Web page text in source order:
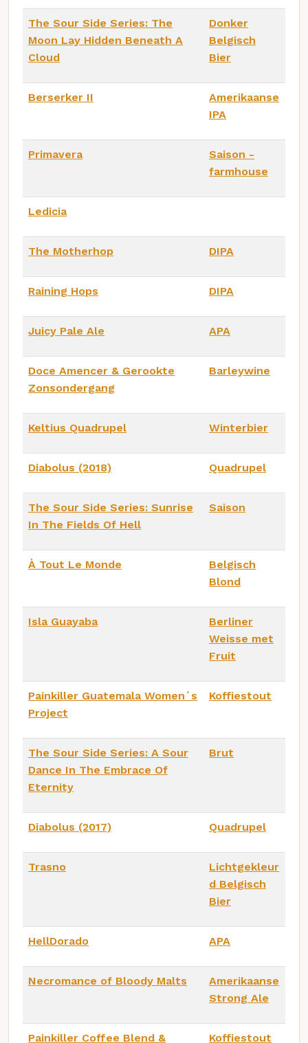
The Sour Side Series: The
Moon Lay Hidden Beneath A
Cloud
Donker
Belgisch
Bier
Berserker II
Amerikaanse
IPA
Primavera
Saison -
farmhouse
Ledicia
The Motherhop DIPA
Raining Hops DIPA
Juicy Pale Ale APA
Doce Amencer & Gerookte
Zonsondergang
Barleywine
Keltius Quadrupel Winterbier
Diabolus (2018) Quadrupel
The Sour Side Series: Sunrise
In The Fields Of Hell
Saison
À Tout Le Monde
Belgisch
Blond
Isla Guayaba
Berliner
Weisse met
Fruit
Painkiller Guatemala Women´s
Project
Koffiestout
The Sour Side Series: A Sour
Dance In The Embrace Of
Eternity
Brut
Diabolus (2017) Quadrupel
Trasno
Lichtgekleur
d Belgisch
Bier
HellDorado APA
Necromance of Bloody Malts
Amerikaanse
Strong Ale
Painkiller Coffee Blend & Koffiestout